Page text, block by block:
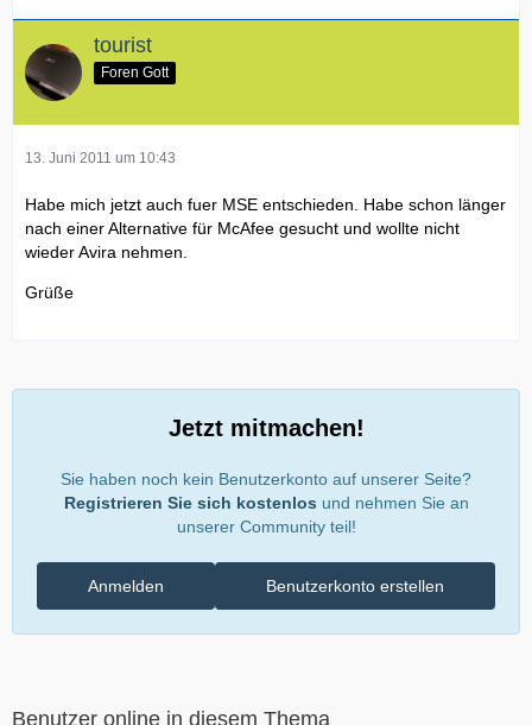
tourist
Foren Gott
13. Juni 2011 um 10:43
Habe mich jetzt auch fuer MSE entschieden. Habe schon länger
nach einer Alternative für McAfee gesucht und wollte nicht
wieder Avira nehmen.
Grüße
Jetzt mitmachen!
Sie haben noch kein Benutzerkonto auf unserer Seite?
Registrieren Sie sich kostenlos und nehmen Sie an
unserer Community teil!
Benutzerkonto erstellen
Anmelden
Benutzer online in diesem Thema